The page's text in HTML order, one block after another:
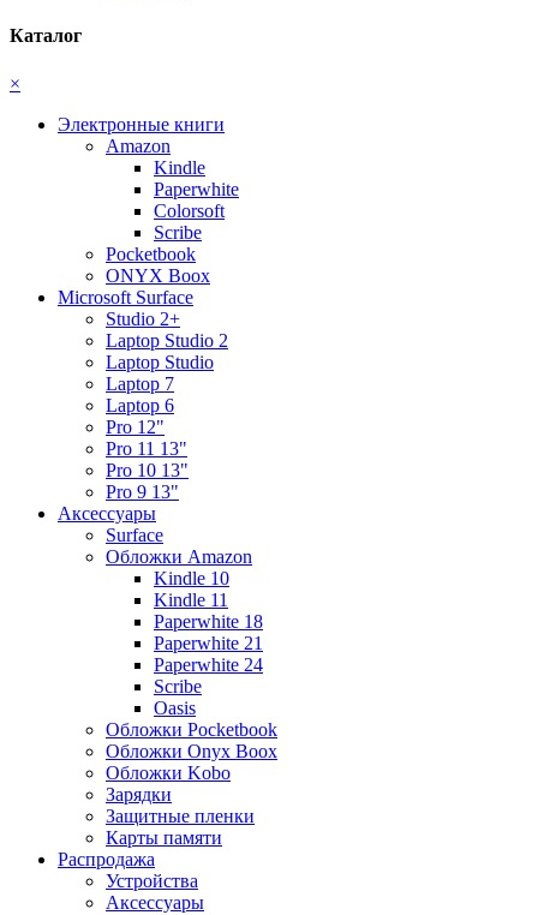
Каталог
×
Электронные книги
Amazon
Kindle
Paperwhite
Colorsoft
Scribe
Pocketbook
ONYX Boox
Microsoft Surface
Studio 2+
Laptop Studio 2
Laptop Studio
Laptop 7
Laptop 6
Pro 12"
Pro 11 13"
Pro 10 13"
Pro 9 13"
Аксессуары
Surface
Обложки Amazon
Kindle 10
Kindle 11
Paperwhite 18
Paperwhite 21
Paperwhite 24
Scribe
Oasis
Обложки Pocketbook
Обложки Onyx Boox
Обложки Kobo
Зарядки
Защитные пленки
Карты памяти
Распродажа
Устройства
Аксессуары